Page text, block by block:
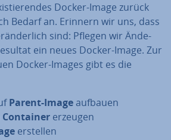
Docker-Image zurück
Bedarf an. Erinnern wir uns, dass
sind: Pflegen wir Än­de­
ein neues Docker-Image. Zur
Docker-Images gibt es die
Parent-Imageaufbauen
erzeugen
erstellen